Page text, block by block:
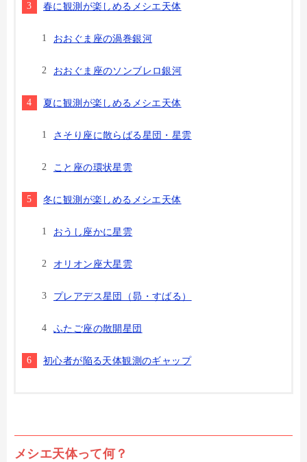
春に観測が楽しめるメシエ天体
おおぐま座の渦巻銀河
おおぐま座のソンブレロ銀河
夏に観測が楽しめるメシエ天体
さそり座に散らばる星団・星雲
こと座の環状星雲
冬に観測が楽しめるメシエ天体
おうし座かに星雲
オリオン座大星雲
プレアデス星団（昴・すばる）
ふたご座の散開星団
初心者が陥る天体観測のギャップ
メシエ天体って何？